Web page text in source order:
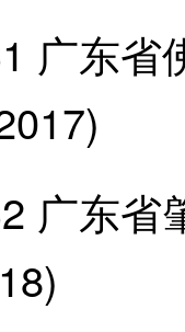
东省佛
东省肇